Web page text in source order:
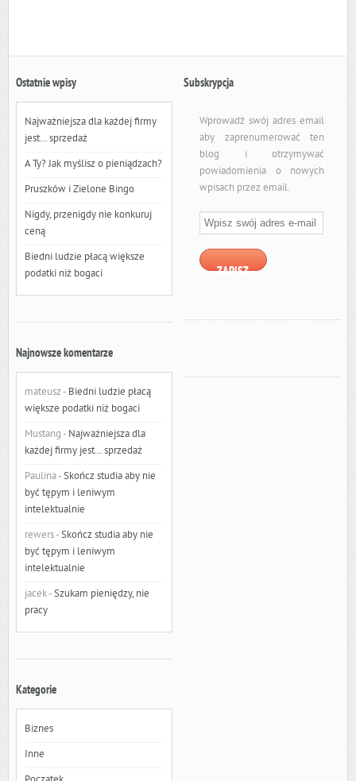
Ostatnie wpisy
Najważniejsza dla każdej firmy
jest… sprzedaż
A Ty? Jak myślisz o pieniądzach?
Pruszków i Zielone Bingo
Nigdy, przenigdy nie konkuruj
ceną
Biedni ludzie płacą większe
podatki niż bogaci
Najnowsze komentarze
mateusz- Biedni ludzie płacą
większe podatki niż bogaci
Mustang- Najważniejsza dla
każdej firmy jest… sprzedaż
Paulina-Skończ studia aby nie
być tępym i leniwym
intelektualnie
rewers-Skończ studia aby nie
być tępym i leniwym
intelektualnie
jacek-Szukam pieniędzy, nie
pracy
Kategorie
Biznes
Inne
Subskrypcja
Wprowadź swój adres email
aby zaprenumerować ten
blog i otrzymywać
powiadomienia o nowych
wpisach przez email.
Wpisz
swój
adres
e-
ZAPISZ